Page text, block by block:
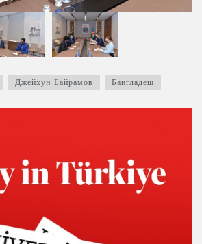
Джейхун Байрамов Бангладеш